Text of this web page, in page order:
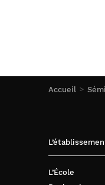
Accueil
L’École